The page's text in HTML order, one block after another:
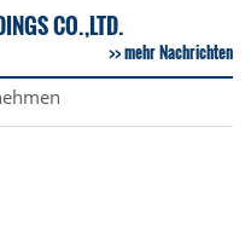
CO.,LTD.
mehr Nachrichten